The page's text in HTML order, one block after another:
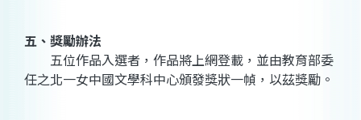
五、獎勵辦法
五位作品入選者，作品將上網登載，並由教育部委
任之北一女中國文學科中心頒發獎狀一幀，以茲獎勵。